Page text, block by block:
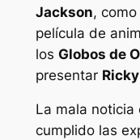
Jackson,
película de
los Globos de
presentar
La mala noticia
cumplido las